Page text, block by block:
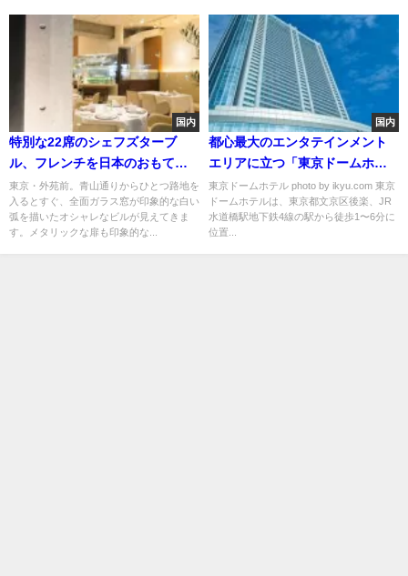
国内
特別な22席のシェフズターブ
ル、フレンチを日本のおもてな
しで愉しめる「プレヴナンス」
東京・外苑前。青山通りからひとつ路地を
入るとすぐ、全面ガラス窓が印象的な白い
弧を描いたオシャレなビルが見えてきま
す。メタリックな扉も印象的な...
国内
都心最大のエンタテインメント
エリアに立つ「東京ドームホテ
ル」
東京ドームホテル photo by ikyu.com 東京
ドームホテルは、東京都文京区後楽、JR
水道橋駅地下鉄4線の駅から徒歩1〜6分に
位置...